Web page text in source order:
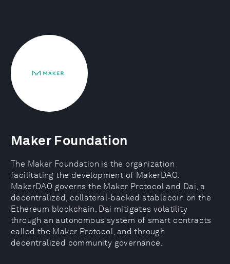
Maker Foundation
The Maker Foundation is the organization
facilitating the development of MakerDAO.
MakerDAO governs the Maker Protocol and Dai, a
decentralized, collateral-backed stablecoin on the
Ethereum blockchain. Dai mitigates volatility
through an autonomous system of smart contracts
called the Maker Protocol, and through
decentralized community governance.